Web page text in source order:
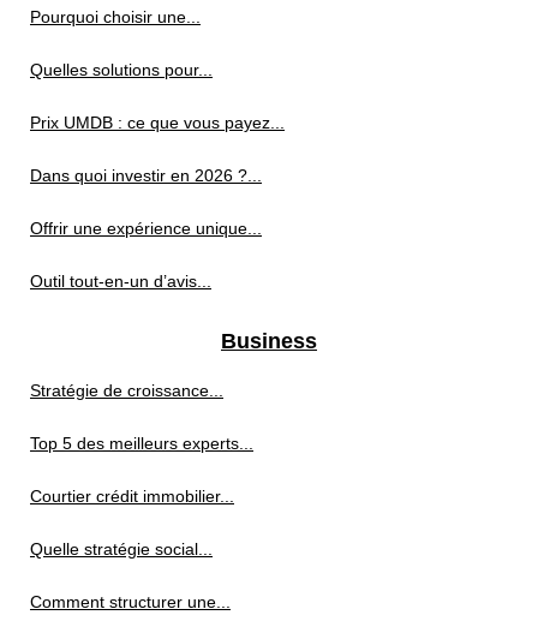
Pourquoi choisir une...
Quelles solutions pour...
Prix UMDB : ce que vous payez...
Dans quoi investir en 2026 ?...
Offrir une expérience unique...
Outil tout-en-un d’avis...
Business
Stratégie de croissance...
Top 5 des meilleurs experts...
Courtier crédit immobilier...
Quelle stratégie social...
Comment structurer une...